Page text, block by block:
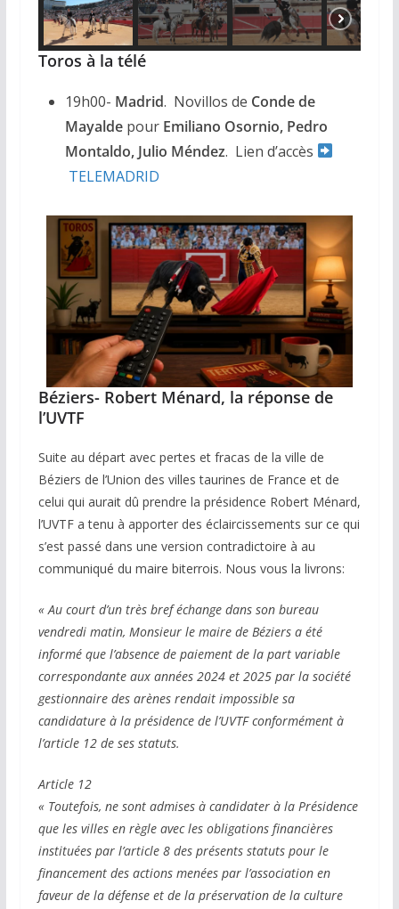
Toros à la télé
19h00- Madrid. Novillos de Conde de
Mayaldepour Emiliano Osornio, Pedro
Montaldo, Julio Méndez. Lien d’accès
TELEMADRID
Béziers- Robert Ménard, la réponse de
l’UVTF
Suite au départ avec pertes et fracas de la ville de
Béziers de l’Union des villes taurines de France et de
celui qui aurait dû prendre la présidence Robert Ménard,
l’UVTF a tenu à apporter des éclaircissements sur ce qui
s’est passé dans une version contradictoire à au
communiqué du maire biterrois. Nous vous la livrons:
« Au court d’un très bref échange dans son bureau
vendredi matin, Monsieur le maire de Béziers a été
informé que l’absence de paiement de la part variable
correspondante aux années 2024 et 2025 par la société
gestionnaire des arènes rendait impossible sa
candidature à la présidence de l’UVTF conformément à
l’article 12 de ses statuts.
Article 12
« Toutefois, ne sont admises à candidater à la Présidence
que les villes en règle avec les obligations financières
instituées par l’article 8 des présents statuts pour le
financement des actions menées par l’association en
faveur de la défense et de la préservation de la culture